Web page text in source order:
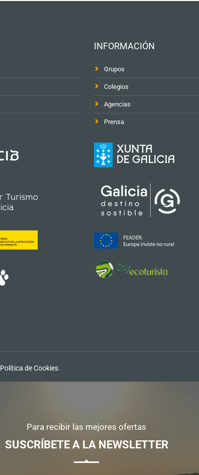
INFORMACIÓN
Grupos
Colegios
Agencias
Prensa
Política de Cookies.
Para recibir las mejores ofertas
SUSCRÍBETE A LA NEWSLETTER